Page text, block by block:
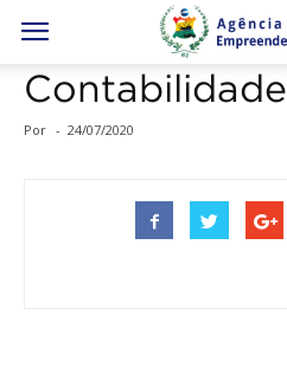
Contabilidade
Por - 24/07/2020